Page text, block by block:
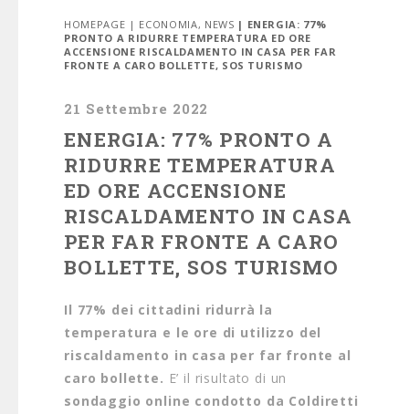
HOMEPAGE | ECONOMIA, NEWS | ENERGIA: 77%
PRONTO A RIDURRE TEMPERATURA ED ORE
ACCENSIONE RISCALDAMENTO IN CASA PER FAR
FRONTE A CARO BOLLETTE, SOS TURISMO
21 Settembre 2022
ENERGIA: 77% PRONTO A
RIDURRE TEMPERATURA
ED ORE ACCENSIONE
RISCALDAMENTO IN CASA
PER FAR FRONTE A CARO
BOLLETTE, SOS TURISMO
Il 77% dei cittadini ridurrà la
temperatura e le ore di utilizzo del
riscaldamento in casa per far fronte al
caro bollette. E’ il risultato di un
sondaggio online condotto da Coldiretti